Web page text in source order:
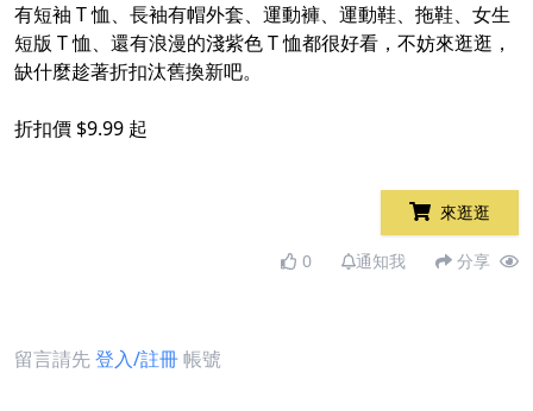
有短袖 T 恤、長袖有帽外套、運動褲、運動鞋、拖鞋、女生
短版 T 恤、還有浪漫的淺紫色 T 恤都很好看，不妨來逛逛，
缺什麼趁著折扣汰舊換新吧。
折扣價 $9.99 起
來逛逛
0 通知我 分享
留言請先登入/註冊帳號